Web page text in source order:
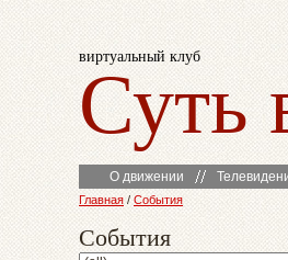
виртуальный клуб
Суть
О движении
Главная / События
События